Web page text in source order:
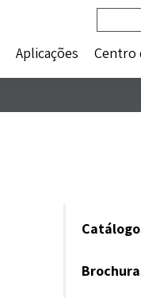
por:
Aplicações Centro